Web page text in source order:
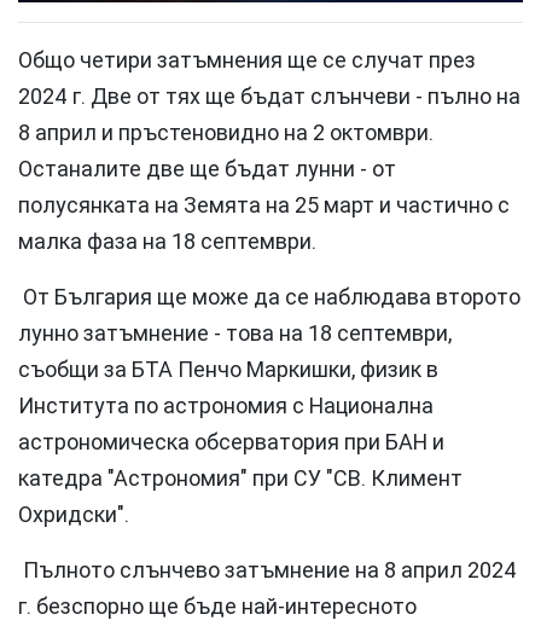
Общо четири затъмнения ще се случат през
2024 г. Две от тях ще бъдат слънчеви - пълно на
8 април и пръстеновидно на 2 октомври.
Останалите две ще бъдат лунни - от
полусянката на Земята на 25 март и частично с
малка фаза на 18 септември.
От България ще може да се наблюдава второто
лунно затъмнение - това на 18 септември,
съобщи за БТА Пенчо Маркишки, физик в
Института по астрономия с Национална
астрономическа обсерватория при БАН и
катедра "Астрономия" при СУ "СВ. Климент
Охридски".
Пълното слънчево затъмнение на 8 април 2024
г. безспорно ще бъде най-интересното